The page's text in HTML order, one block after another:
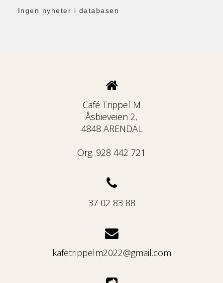
Ingen nyheter i databasen
Café Trippel M
Åsbieveien 2,
4848 ARENDAL
Org. 928 442 721
37 02 83 88
kafetrippelm2022@gmail.com